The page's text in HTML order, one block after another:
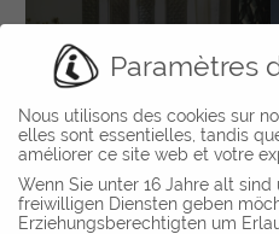
Four Seasons Hotel,
Jakarta, Indonesia
Département commercial et salle
Paramètres
Nous utilisons des cookies sur
elles sont essentielles, tandis
améliorer ce site web et votre
Wenn Sie unter 16 Jahre alt
freiwilligen Diensten geben
Erziehungsberechtigten um